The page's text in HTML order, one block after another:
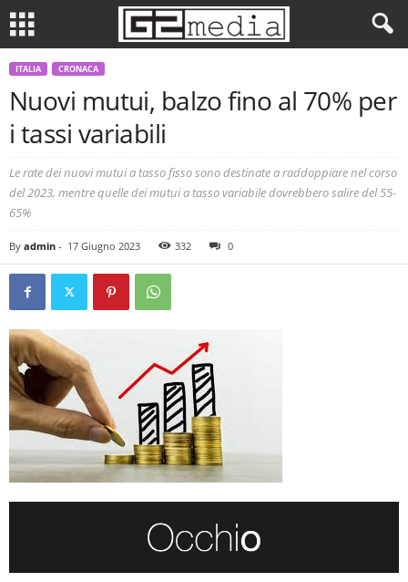
ITALIA CRONACA
Nuovi mutui, balzo fino al 70% per
i tassi variabili
Le rate dei nuovi mutui a tasso fisso sono destinate a raddoppiare nel corso
del 2023, mentre quelle dei mutui a tasso variabile dovrebbero salire del 55-
65%
By admin - 17 Giugno 2023 332 0